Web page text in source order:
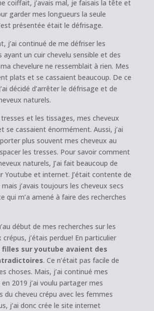
coiffait, j’avais mal, je faisais la tête et
garder mes longueurs la seule
présentée était le défrisage.
j’ai continué de me défriser les
ayant un cuir chevelu sensible et des
chevelure ne ressemblait à rien. Mes
plats et se cassaient beaucoup. De ce
décidé d’arrêter le défrisage et de
naturels.
et les tissages, mes cheveux
se cassaient énormément. Aussi, j’ai
plus souvent mes cheveux au
les tresses. Pour savoir comment
naturels, J’ai fait beaucoup de
Youtube et internet. J’était contente de
j’avais toujours les cheveux secs
qui m’a amené à faire des recherches
début de mes recherches sur les
crépus, j’étais perdue! En particulier
filles sur youtube avaient des
. Ce n’était pas facile de
choses. Mais, j’ai continué mes
2019 j’ai voulu partager mes
du cheveu crépu avec les femmes
j’ai donc crée le site internet